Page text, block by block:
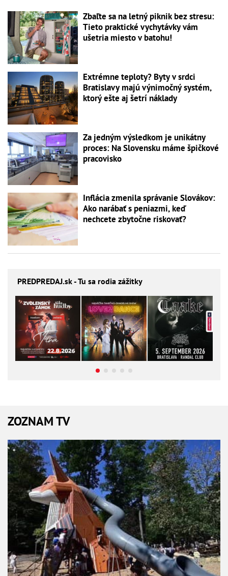
Zbaľte sa na letný piknik bez stresu:
Tieto praktické vychytávky vám
ušetria miesto v batohu!
Extrémne teploty? Byty v srdci
Bratislavy majú výnimočný systém,
ktorý ešte aj šetrí náklady
Za jedným výsledkom je unikátny
proces: Na Slovensku máme špičkové
pracovisko
Inflácia zmenila správanie Slovákov:
Ako narábať s peniazmi, keď
nechcete zbytočne riskovať?
PREDPREDAJ.sk - Tu sa rodia zážitky
ZOZNAM TV